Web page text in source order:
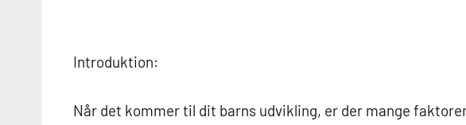
Introduktion:
Når det kommer til dit barns udvikling, er der mange